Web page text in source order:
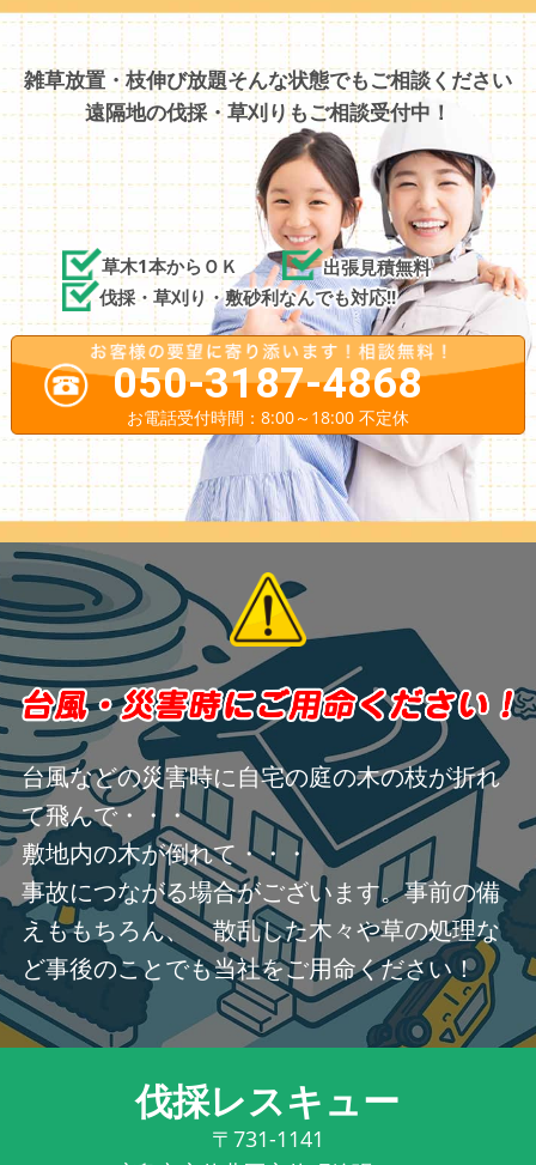
雑草放置・枝伸び放題そんな状態でもご相談ください
遠隔地の伐採・草刈りもご相談受付中！
草木1本からＯＫ
出張見積無料
伐採・草刈り・敷砂利なんでも対応!!
050-3187-4868
お電話受付時間：8:00～18:00 不定休
台風などの災害時に自宅の庭の木の枝が折れ
て飛んで・・・
敷地内の木が倒れて・・・
事故につながる場合がございます。事前の備
えももちろん、 散乱した木々や草の処理な
ど事後のことでも当社をご用命ください！
伐採レスキュー
〒731-1141